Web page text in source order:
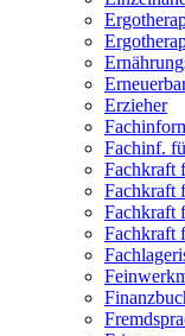
Erzieher
Fachinf.
Fachkraft
Fachkraft
Fachkraft
Fachkraft